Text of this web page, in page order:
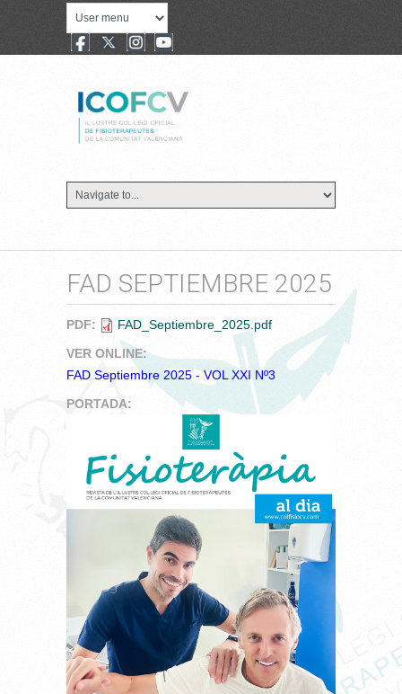
FAD SEPTIEMBRE 2025
PDF:
FAD_Septiembre_2025.pdf
VER ONLINE:
FAD Septiembre 2025 - VOL XXI Nº3
PORTADA: